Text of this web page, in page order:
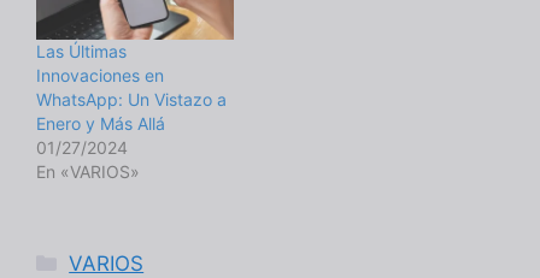
Las Últimas
Innovaciones en
WhatsApp: Un Vistazo a
Enero y Más Allá
01/27/2024
En «VARIOS»
Categorías
VARIOS